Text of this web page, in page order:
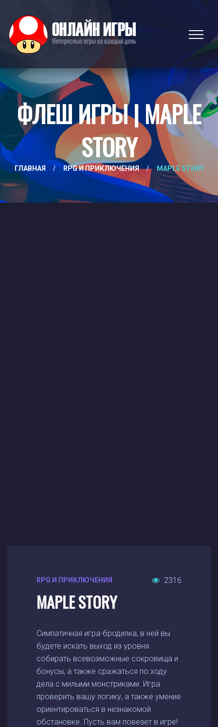
ФЛЕШ ИГРЫ | MAPLE
STORY
ГЛАВНАЯ / RPG И ПРИКЛЮЧЕНИЯ / MAPLE STORY
RPG И ПРИКЛЮЧЕНИЯ 2316
MAPLE STORY
Симпатичная игра-бродилка, в ней вы
будете искать выход из уровня.
собирать всевозможные сокровища и
бонусы, а также сражаться по ходу
дела с милыми монстриками. Игра
проверить вашу логику, а также умение
ориентироваться в незнакомой
обстановке. Пусть вам повезет в игре!